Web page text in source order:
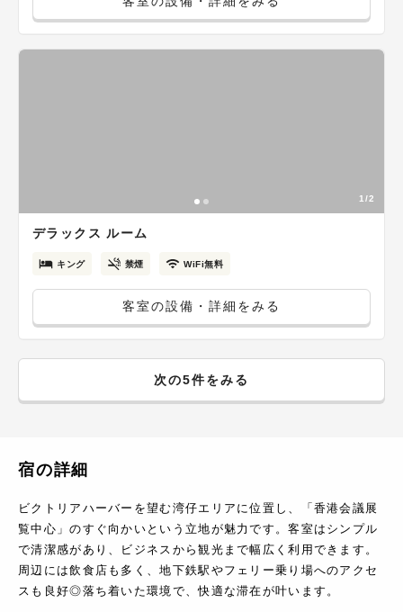
1/2
デラックス ルーム
キング 禁煙 WiFi無料
客室の設備・詳細をみる
次の5件をみる
宿の詳細
ビクトリアハーバーを望む湾仔エリアに位置し、「香港会議展
覧中心」のすぐ向かいという立地が魅力です。客室はシンプル
で清潔感があり、ビジネスから観光まで幅広く利用できます。
周辺には飲食店も多く、地下鉄駅やフェリー乗り場へのアクセ
スも良好◎落ち着いた環境で、快適な滞在が叶います。